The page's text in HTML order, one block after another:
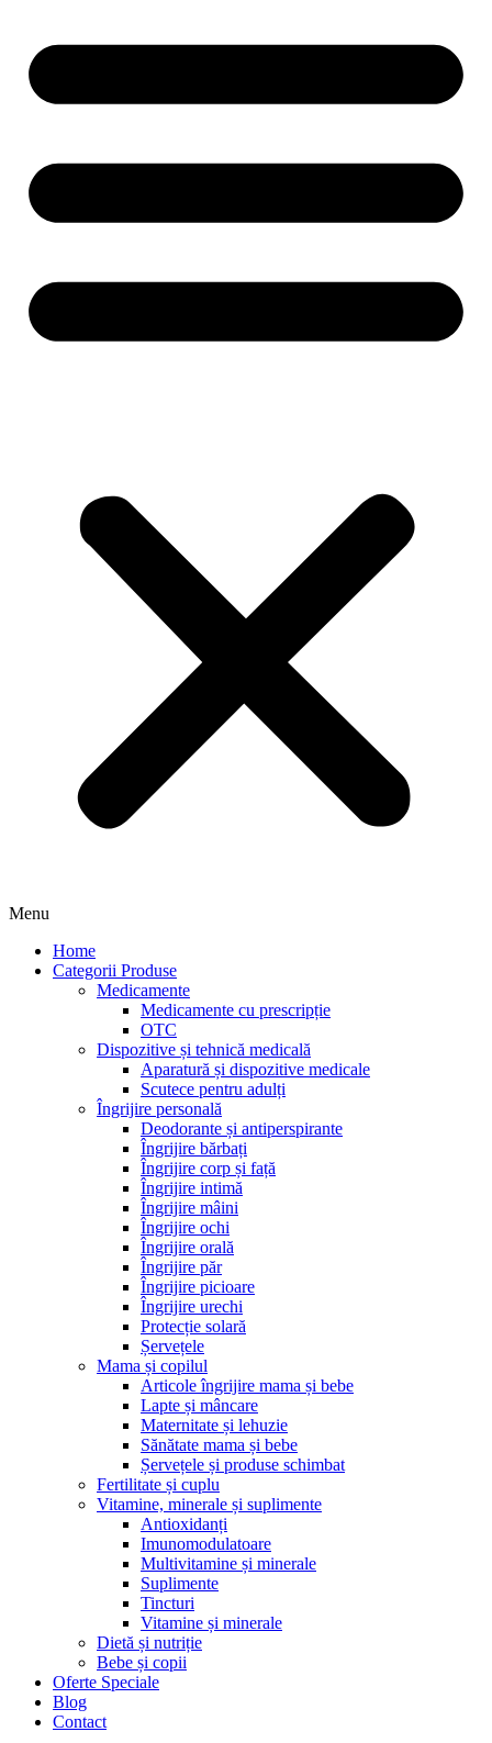
Menu
Home
Categorii Produse
Medicamente
Medicamente cu prescripție
OTC
Dispozitive și tehnică medicală
Aparatură și dispozitive medicale
Scutece pentru adulți
Îngrijire personală
Deodorante și antiperspirante
Îngrijire bărbați
Îngrijire corp și față
Îngrijire intimă
Îngrijire mâini
Îngrijire ochi
Îngrijire orală
Îngrijire păr
Îngrijire picioare
Îngrijire urechi
Protecție solară
Șervețele
Mama și copilul
Articole îngrijire mama și bebe
Lapte și mâncare
Maternitate și lehuzie
Sănătate mama și bebe
Șervețele și produse schimbat
Fertilitate și cuplu
Vitamine, minerale și suplimente
Antioxidanți
Imunomodulatoare
Multivitamine și minerale
Suplimente
Tincturi
Vitamine și minerale
Dietă și nutriție
Bebe și copii
Oferte Speciale
Blog
Contact